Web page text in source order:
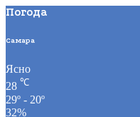
Погода
Самара
Ясно
28 ℃
29º - 20º
32%